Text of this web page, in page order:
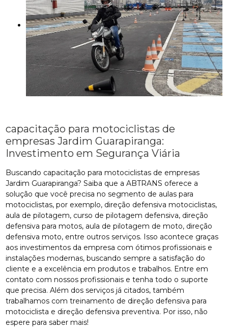
capacitação para motociclistas de
empresas Jardim Guarapiranga:
Investimento em Segurança Viária
Buscando capacitação para motociclistas de empresas
Jardim Guarapiranga? Saiba que a ABTRANS oferece a
solução que você precisa no segmento de aulas para
motociclistas, por exemplo, direção defensiva motociclistas,
aula de pilotagem, curso de pilotagem defensiva, direção
defensiva para motos, aula de pilotagem de moto, direção
defensiva moto, entre outros serviços. Isso acontece graças
aos investimentos da empresa com ótimos profissionais e
instalações modernas, buscando sempre a satisfação do
cliente e a excelência em produtos e trabalhos. Entre em
contato com nossos profissionais e tenha todo o suporte
que precisa. Além dos serviços já citados, também
trabalhamos com treinamento de direção defensiva para
motociclista e direção defensiva preventiva. Por isso, não
espere para saber mais!